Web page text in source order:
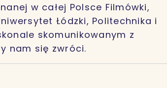
w całej Polsce Filmówki,
Łódzki, Politechnika i
skomunikowanym z
nam się zwróci.